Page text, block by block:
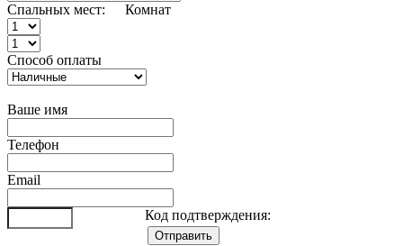
Спальных мест: Комнат
Способ оплаты
Ваше имя
Телефон
Email
Код подтверждения: